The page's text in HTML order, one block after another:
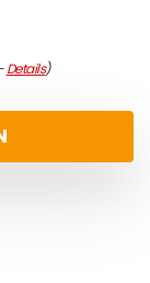
Details)